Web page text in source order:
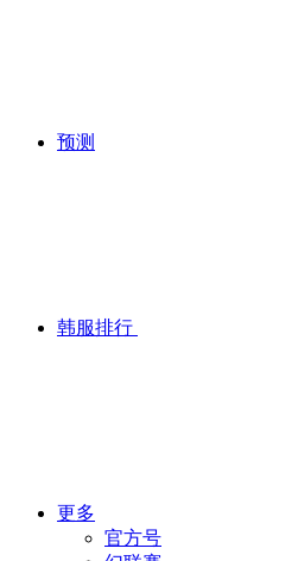
预测
韩服排行
更多
官方号